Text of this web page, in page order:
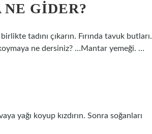
GIDER?
tadını çıkarın. Fırında tavuk butları.
koymaya ne dersiniz? …Mantar yemeği. …
yağı koyup kızdırın. Sonra soğanları